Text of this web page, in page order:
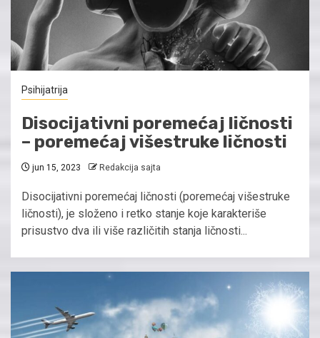
Psihijatrija
Disocijativni poremećaj ličnosti
– poremećaj višestruke ličnosti
jun 15, 2023 Redakcija sajta
Disocijativni poremećaj ličnosti (poremećaj višestruke
ličnosti), je složeno i retko stanje koje karakteriše
prisustvo dva ili više različitih stanja ličnosti...